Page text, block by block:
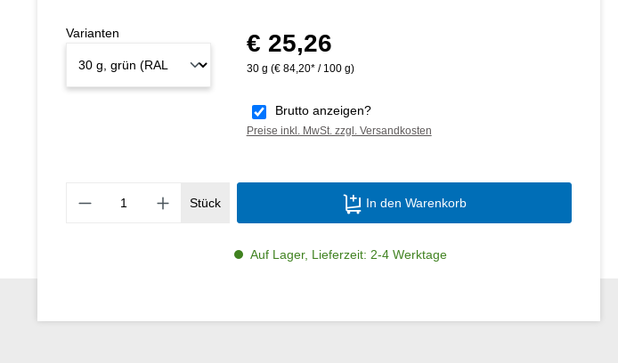
Regulärer Preis:
€ 25,26
30 g (€ 84,20* / 100 g)
Brutto anzeigen?
Preise inkl. MwSt. zzgl. Versandkosten
Varianten
Produkt Anzahl: Gib den gewünschten
Stück In den Warenkorb
Auf Lager, Lieferzeit: 2-4 Werktage